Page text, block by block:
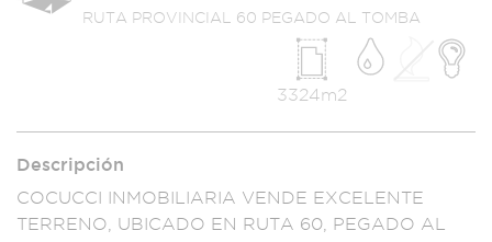
RUTA PROVINCIAL 60 PEGADO AL TOMBA
3324m2
Descripción
COCUCCI INMOBILIARIA VENDE EXCELENTE
TERRENO , UBICADO EN RUTA 60, PEGADO AL